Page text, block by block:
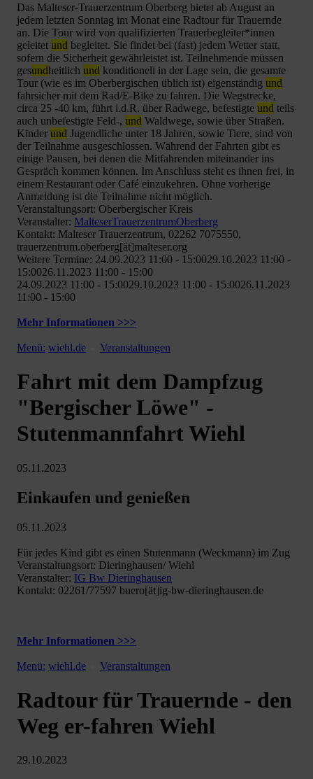
Das Malteser-Trauerzentrum Oberberg bietet ab August an
jedem letzten Sonntag im Monat eine Radtour für Trauernde
an. Die Tour wird von qualifizierten Trauerbegleiter*innen
geleitet und begleitet. Sie findet bei (fast) jedem Wetter statt,
sofern die Sicherheit gewährleistet ist. Teilnehmende müssen
gesundheitlich und konditionell in der Lage sein, die gesamte
Tour (wie es im Oberbergischen üblich ist) eigenständig und
fahrsicher mit dem Rad/E-Bike zu fahren. Die Wegstrecke,
circa 25 -40 km, führt i.d.R. über Radwege, befestigte und teils
auch unbefestigte Feld-, und Waldwege, sowie über Straßen.
Kinder und Jugendliche unter 18 Jahren, sowie Tiere, sind von
der Teilnahme ausgeschlossen. Während der Fahrten gibt es
einige Pausen, bei denen die Mitfahrenden miteinander ins
Gespräch kommen können. Im Anschluss steht es ihnen frei, in
einem Restaurant oder Café einzukehren. Ohne vorherige
Anmeldung ist die Teilnahme nicht möglich.
Veranstaltungsort: Oberbergischer Kreis
Veranstalter: MalteserTrauerzentrumOberberg
Kontakt: Malteser Trauerzentrum, 02262 7075550,
trauerzentrum.oberberg[ät]malteser.org
Weitere Termine: 24.09.2023 11:00 - 15:0029.10.2023 11:00 -
15:0026.11.2023 11:00 - 15:00
24.09.2023 11:00 - 15:0029.10.2023 11:00 - 15:0026.11.2023
11:00 - 15:00
Mehr Informationen >>>
Menü: wiehl.de Veranstaltungen
Fahrt mit dem Dampfzug
"Bergischer Löwe" -
Stutenmannfahrt Wiehl
05.11.2023
Einkaufen und genießen
05.11.2023
Für jedes Kind gibt es einen Stutenmann (Weckmann) im Zug
Veranstaltungsort: Dieringhausen/ Wiehl
Veranstalter: IG Bw Dieringhausen
Kontakt: 02261/77597 buero[ät]ig-bw-dieringhausen.de
Mehr Informationen >>>
Menü: wiehl.de Veranstaltungen
Radtour für Trauernde - den
Weg er-fahren Wiehl
29.10.2023